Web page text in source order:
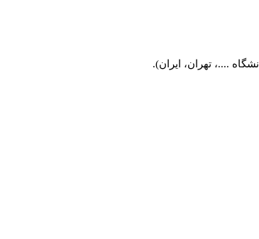
....، تهران، ایران).